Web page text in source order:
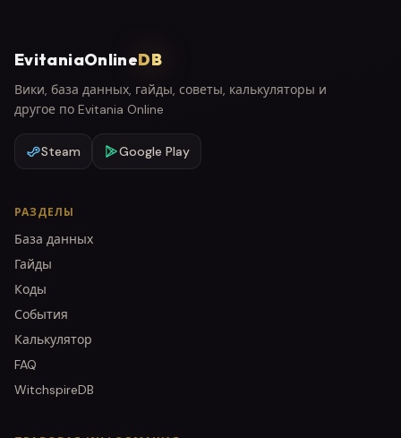
EvitaniaOnlineDB
Вики, база данных, гайды, советы, калькуляторы и
другое по Evitania Online
Steam Google Play
РАЗДЕЛЫ
База данных
Гайды
Коды
События
Калькулятор
FAQ
WitchspireDB